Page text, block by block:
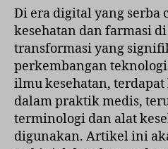
Di era digital yang serba
kesehatan dan farmasi
transformasi yang
perkembangan
ilmu kesehatan,
dalam praktik medis,
terminologi dan alat
digunakan. Artikel ini